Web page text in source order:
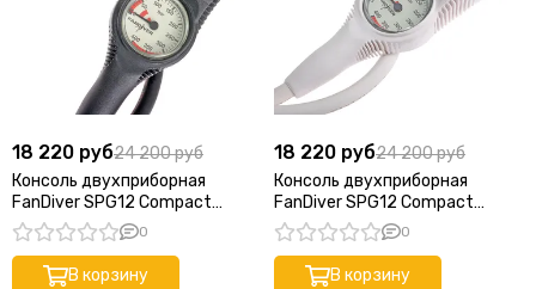
18 220 руб24 200 руб
Консоль двухприборная
FanDiver SPG12 Compact
(манометр 400 бар +
глубиномер) черный
0
В корзину
18 220 руб24 200 руб
Консоль двухприборная
FanDiver SPG12 Compact
(манометр 400 бар +
глубиномер) белый
0
В корзину